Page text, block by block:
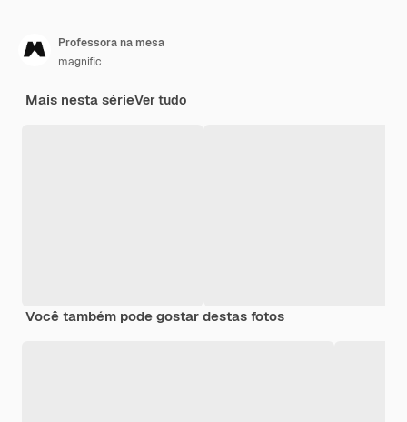
Professora na mesa
magnific
Mais nesta sérieVer tudo
Você também pode gostar destas fotos